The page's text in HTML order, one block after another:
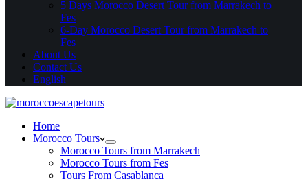
5 Days Morocco Desert Tour from Marrakech to
Fes
6-Day Morocco Desert Tour from Marrakech to
Fes
About Us
Contact Us
English
Home
Morocco Tours
Morocco Tours from Marrakech
Morocco Tours from Fes
Tours From Casablanca